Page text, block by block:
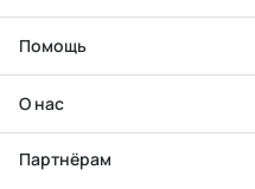
Помощь
О нас
Партнёрам